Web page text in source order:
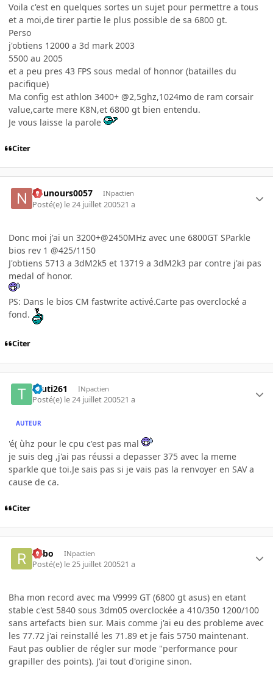
Voila c'est en quelques sortes un sujet pour permettre a tous
et a moi,de tirer partie le plus possible de sa 6800 gt.
Perso
j'obtiens 12000 a 3d mark 2003
5500 au 2005
et a peu pres 43 FPS sous medal of honnor (batailles du
pacifique)
Ma config est athlon 3400+ @2,5ghz,1024mo de ram corsair
value,carte mere K8N,et 6800 gt bien entendu.
Je vous laisse la parole
Citer
nounours0057 INpactien
Posté(e) le 24 juillet 200521 a
Donc moi j'ai un 3200+@2450MHz avec une 6800GT SParkle
bios rev 1 @425/1150
J'obtiens 5713 a 3dM2k5 et 13719 a 3dM2k3 par contre j'ai pas
medal of honor.
PS: Dans le bios CM fastwrite activé.Carte pas overclocké a
fond.
Citer
touti261 INpactien
Posté(e) le 24 juillet 200521 a
AUTEUR
'é( ùhz pour le cpu c'est pas mal
je suis deg ,j'ai pas réussi a depasser 375 avec la meme
sparkle que toi.Je sais pas si je vais pas la renvoyer en SAV a
cause de ca.
Citer
risbo INpactien
Posté(e) le 25 juillet 200521 a
Bha mon record avec ma V9999 GT (6800 gt asus) en etant
stable c'est 5840 sous 3dm05 overclockée a 410/350 1200/100
sans artefacts bien sur. Mais comme j'ai eu des probleme avec
les 77.72 j'ai reinstallé les 71.89 et je fais 5750 maintenant.
Faut pas oublier de régler sur mode "performance pour
grapiller des points). J'ai tout d'origine sinon.